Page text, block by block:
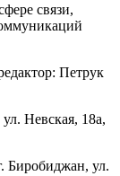
связи,
Петрук
Невская, 18а,
Биробиджан, ул.